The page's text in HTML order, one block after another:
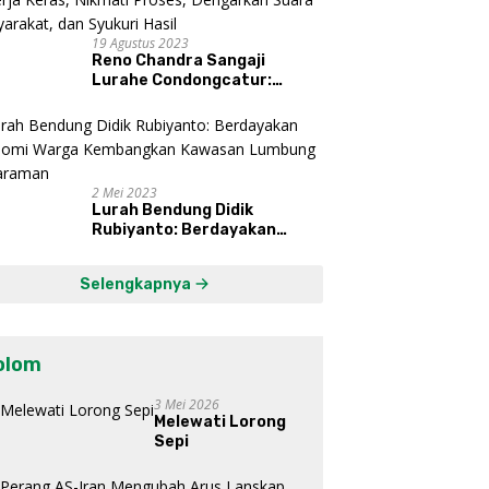
19 Agustus 2023
Reno Chandra Sangaji
Lurahe Condongcatur:
Proses, Dengarkan Suara
Masyarakat, dan Syukuri
Hasil
2 Mei 2023
Lurah Bendung Didik
Rubiyanto: Berdayakan
Mataraman
Selengkapnya
3 Mei 2026
Melewati Lorong
Sepi